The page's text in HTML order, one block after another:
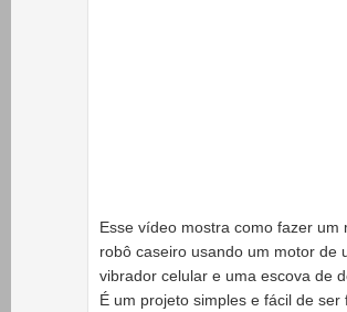
Esse vídeo mostra como fazer um
robô caseiro usando um motor de
vibrador celular e uma escova de
É um projeto simples e fácil de ser